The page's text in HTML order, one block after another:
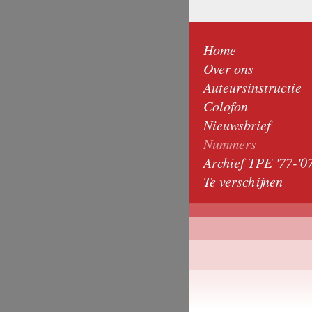
Home
Over ons
Auteursinstructie
Colofon
Nieuwsbrief
Nummers
Archief TPE '77-
Te verschijnen